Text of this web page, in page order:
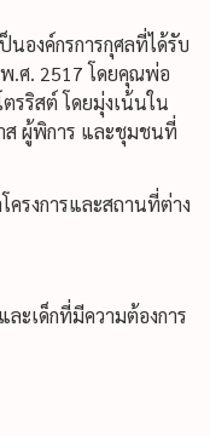
นองค์กรการกุศลที่ได้รับ
พ.ศ. 2517 โดยคุณพ่อ
รริสต์ โดยมุ่งเน้นใน
ส ผู้พิการ และชุมชนที่
รงการและสถานที่ต่าง
ะเด็กที่มีความต้องการ